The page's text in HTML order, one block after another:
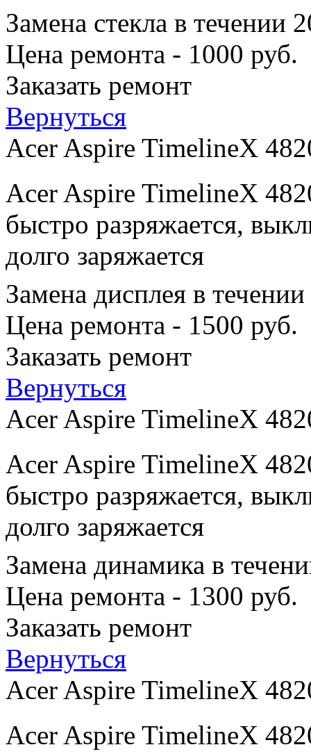
Замена стекла в течении
Цена ремонта - 1000 руб.
Заказать ремонт
Вернуться
Acer Aspire TimelineX
Acer Aspire TimelineX
быстро разряжается,
долго заряжается
Замена дисплея в
Цена ремонта - 1500 руб.
Заказать ремонт
Вернуться
Acer Aspire TimelineX
Acer Aspire TimelineX
быстро разряжается,
долго заряжается
Замена динамика в
Цена ремонта - 1300 руб.
Заказать ремонт
Вернуться
Acer Aspire TimelineX
Acer Aspire TimelineX